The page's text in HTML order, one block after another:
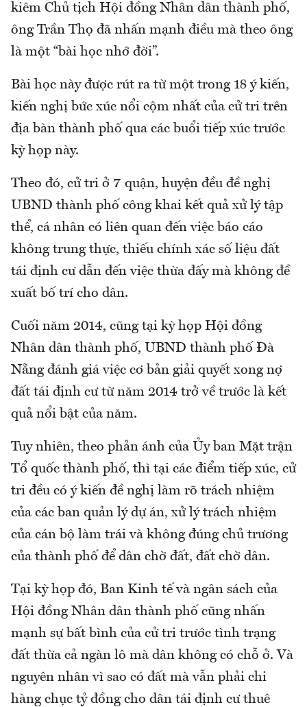
kiêm Chủ tịch Hội đồng Nhân dân thành phố,
ông Trần Thọ đã nhấn mạnh điều mà theo ông
là một “bài học nhớ đời”.
Bài học này được rút ra từ một trong 18 ý kiến,
kiến nghị bức xúc nổi cộm nhất của cử tri trên
địa bàn thành phố qua các buổi tiếp xúc trước
kỳ họp này.
Theo đó, cử tri ở 7 quận, huyện đều đề nghị
UBND thành phố công khai kết quả xử lý tập
thể, cá nhân có liên quan đến việc báo cáo
không trung thực, thiếu chính xác số liệu đất
tái định cư dẫn đến việc thừa đấy mà không đề
xuất bố trí cho dân.
Cuối năm 2014, cũng tại kỳ họp Hội đồng
Nhân dân thành phố, UBND thành phố Đà
Nẵng đánh giá việc cơ bản giải quyết xong nợ
đất tái định cư từ năm 2014 trở về trước là kết
quả nổi bật của năm.
Tuy nhiên, theo phản ánh của Ủy ban Mặt trận
Tổ quốc thành phố, thì tại các điểm tiếp xúc, cử
tri đều có ý kiến đề nghị làm rõ trách nhiệm
của các ban quản lý dự án, xử lý trách nhiệm
của cán bộ làm trái và không đúng chủ trương
của thành phố để dân chờ đất, đất chờ dân.
Tại kỳ họp đó, Ban Kinh tế và ngân sách của
Hội đồng Nhân dân thành phố cũng nhấn
mạnh sự bất bình của cử tri trước tình trạng
đất thừa cả ngàn lô mà dân không có chỗ ở. Và
nguyên nhân vì sao có đất mà vẫn phải chi
hàng chục tỷ đồng cho dân tái định cư thuê